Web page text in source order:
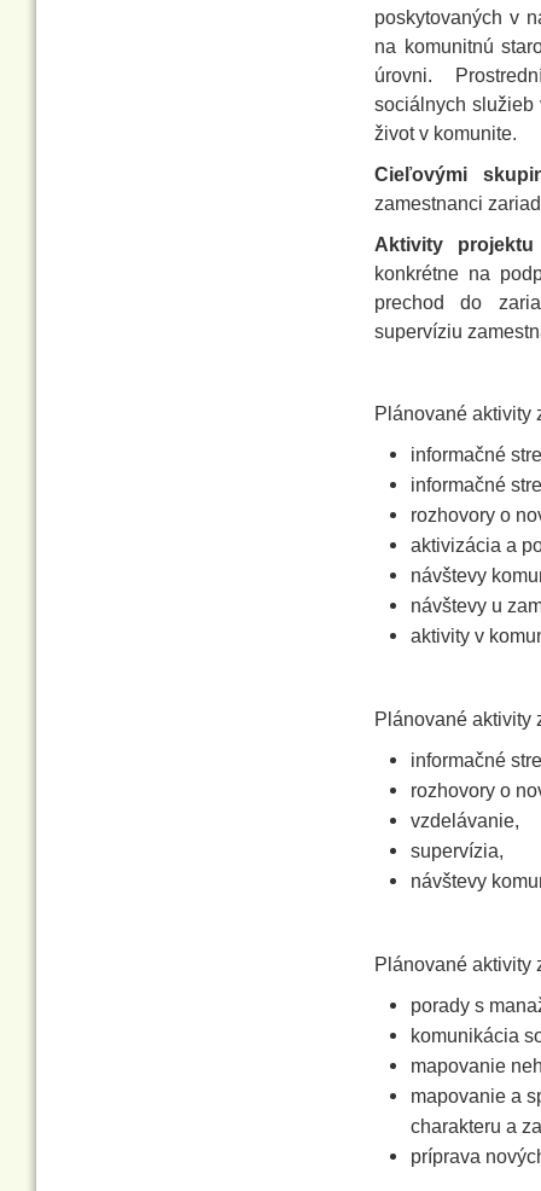
poskytovaných v
na komunitnú
úrovni.
sociálnych
život v komunite.
Cieľovými
zamestnanci
Aktivity projektu
konkrétne na
prechod do
supervíziu
Plánované aktivity
informačné
informačné
rozhovory o
aktivizácia a
návštevy
návštevy u
aktivity v
Plánované aktivity
informačné
rozhovory o
vzdelávanie,
supervízia,
návštevy
Plánované aktivity
porady s
komunikácia
mapovanie
mapovanie a
charakteru a
príprava